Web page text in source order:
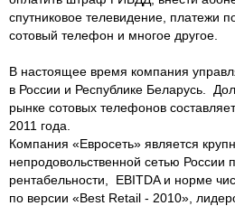
спутниковое телевидение, платежи
сотовый телефон и многое другое.
В настоящее время компания
в России и Республике Беларусь.
рынке сотовых телефонов
2011 года.
Компания «Евросеть» является
непродовольственной сетью России
рентабельности, EBITDA и норме
по версии «Best Retail - 2010»,